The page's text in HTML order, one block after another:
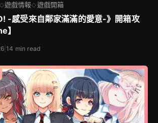
◇遊戲情報◇遊戲開箱
-感受來自鄰家滿滿的愛意-》開箱攻
】
|14 min read